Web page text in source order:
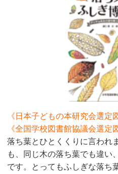
《日本子どもの本研究会選定
《全国学校図書館協議会選定
落ち葉とひとくくりに言われ
も、同じ木の落ち葉でも違い
です。とってもふしぎな落ち